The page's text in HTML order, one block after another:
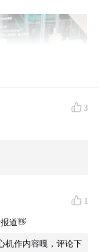
3
1
道👋
机作内容嘎，评论下